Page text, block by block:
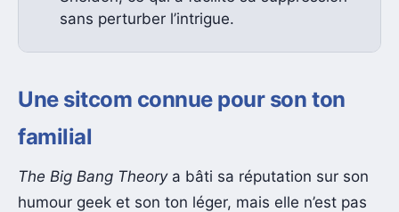
sans perturber l’intrigue.
Une sitcom connue pour son ton
familial
The Big Bang Theory a bâti sa réputation sur son
humour geek et son ton léger, mais elle n’est pas